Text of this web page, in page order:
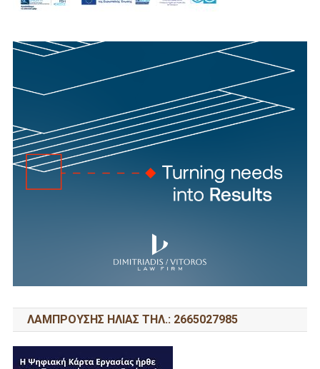
ΛΑΜΠΡΟΥΣΗΣ ΗΛΙΑΣ ΤΗΛ.: 2665027985